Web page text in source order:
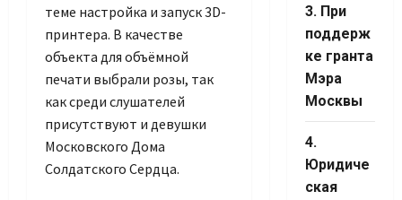
теме настройка и запуск 3D-
принтера. В качестве
объекта для объёмной
печати выбрали розы, так
как среди слушателей
присутствуют и девушки
Московского Дома
Солдатского Сердца.
3. При
поддерж
ке гранта
Мэра
Москвы
4.
Юридиче
ская